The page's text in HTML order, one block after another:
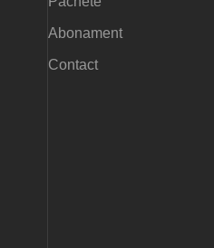
Abonament
Contact